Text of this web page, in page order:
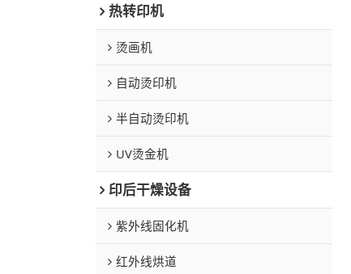
热转印机
烫画机
自动烫印机
半自动烫印机
UV烫金机
印后干燥设备
紫外线固化机
红外线烘道